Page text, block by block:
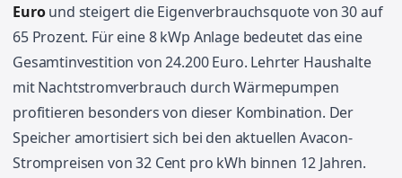
Euround steigert die Eigenverbrauchsquote von 30 auf
65 Prozent. Für eine 8 kWp Anlage bedeutet das eine
Gesamtinvestition von 24.200 Euro. Lehrter Haushalte
mit Nachtstromverbrauch durch Wärmepumpen
profitieren besonders von dieser Kombination. Der
Speicher amortisiert sich bei den aktuellen Avacon-
Strompreisen von 32 Cent pro kWh binnen 12 Jahren.